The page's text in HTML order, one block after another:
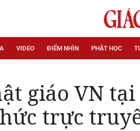
VIDEO ĐIỂM NHÌN PHẬT HỌC
giáo VN
trực